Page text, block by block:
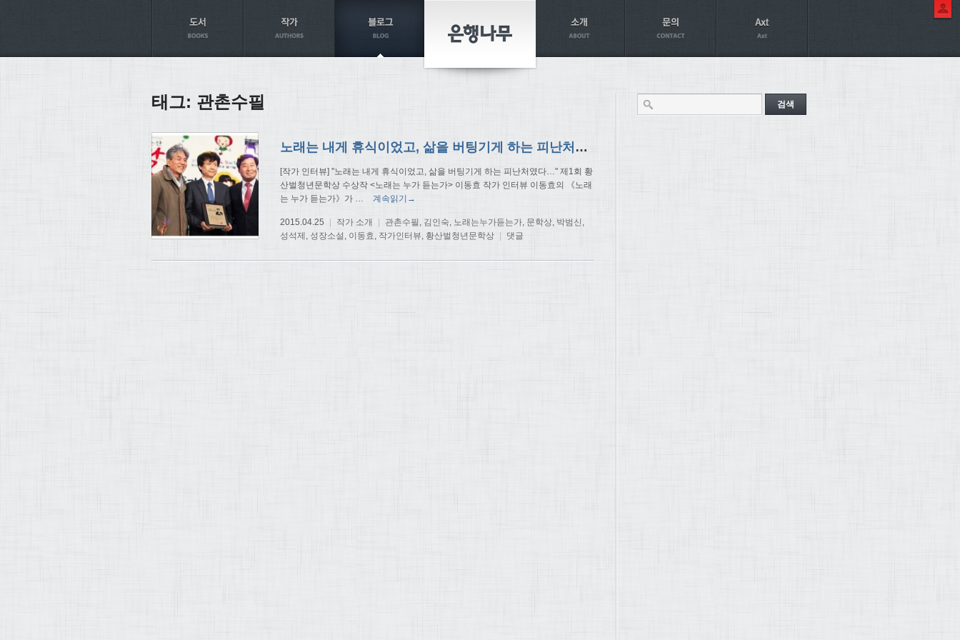
태그: 관촌수필
노래는 내게 휴식이었고, 삶을 버팅기게 하는 피난처였다-<노래는 누가 듣는가> 이동효 작가
[작가 인터뷰] "노래는 내게 휴식이었고, 삶을 버팅기게 하는 피난처였다…" 제1회 황
산벌청년문학상 수상작 <노래는 누가 듣는가> 이동효 작가 인터뷰 이동효의 《노래
는 누가 듣는가》가
계속읽기→
2015.04.25 작가 소개 관촌수필 , 김인숙, 노래는누가듣는가, 문학상, 박범신 ,
성석제 , 성장소설 , 이동효, 작가인터뷰, 황산벌청년문학상 댓글